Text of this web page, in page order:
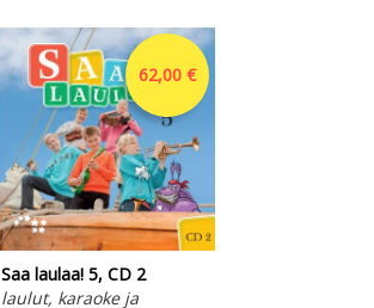
62,00 €
Saa laulaa! 5, CD 2
laulut, karaoke ja